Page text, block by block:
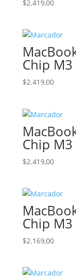
$2.419,00
Chip M3
$2.419,00
Chip M3
$2.419,00
Chip M3
$2.169,00